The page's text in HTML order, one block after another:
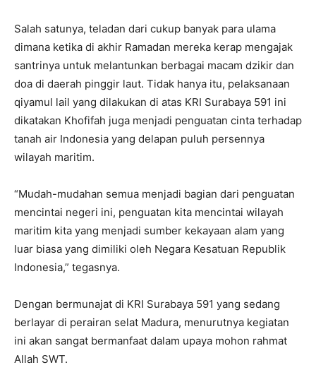
Salah satunya, teladan dari cukup banyak para ulama
dimana ketika di akhir Ramadan mereka kerap mengajak
santrinya untuk melantunkan berbagai macam dzikir dan
doa di daerah pinggir laut. Tidak hanya itu, pelaksanaan
qiyamul lail yang dilakukan di atas KRI Surabaya 591 ini
dikatakan Khofifah juga menjadi penguatan cinta terhadap
tanah air Indonesia yang delapan puluh persennya
wilayah maritim.
“Mudah-mudahan semua menjadi bagian dari penguatan
mencintai negeri ini, penguatan kita mencintai wilayah
maritim kita yang menjadi sumber kekayaan alam yang
luar biasa yang dimiliki oleh Negara Kesatuan Republik
Indonesia,” tegasnya.
Dengan bermunajat di KRI Surabaya 591 yang sedang
berlayar di perairan selat Madura, menurutnya kegiatan
ini akan sangat bermanfaat dalam upaya mohon rahmat
Allah SWT.